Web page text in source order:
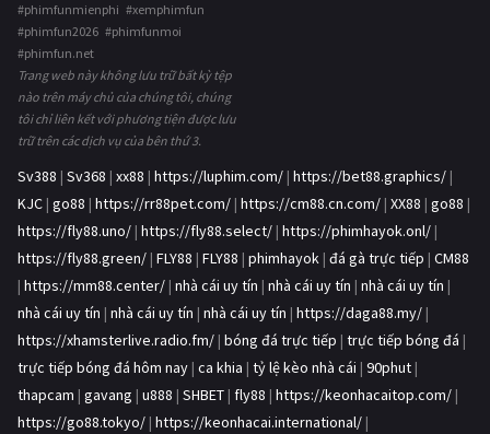
#phimfunmienphi #xemphimfun
#phimfun2026 #phimfunmoi
#phimfun.net
Trang web này không lưu trữ bất kỳ tệp
nào trên máy chủ của chúng tôi, chúng
tôi chỉ liên kết với phương tiện được lưu
trữ trên các dịch vụ của bên thứ 3.
Sv388 | Sv368 | xx88 | https://luphim.com/ | https://bet88.graphics/ |
KJC | go88 | https://rr88pet.com/ | https://cm88.cn.com/ | XX88 | go88 |
https://fly88.uno/ | https://fly88.select/ | https://phimhayok.onl/ |
https://fly88.green/ | FLY88 | FLY88 | phimhayok | đá gà trực tiếp | CM88
| https://mm88.center/ | nhà cái uy tín | nhà cái uy tín | nhà cái uy tín |
nhà cái uy tín | nhà cái uy tín | nhà cái uy tín | https://daga88.my/ |
https://xhamsterlive.radio.fm/ | bóng đá trực tiếp | trực tiếp bóng đá |
trực tiếp bóng đá hôm nay | ca khia | tỷ lệ kèo nhà cái | 90phut |
thapcam | gavang | u888 | SHBET | fly88 | https://keonhacaitop.com/ |
https://go88.tokyo/ | https://keonhacai.international/ |